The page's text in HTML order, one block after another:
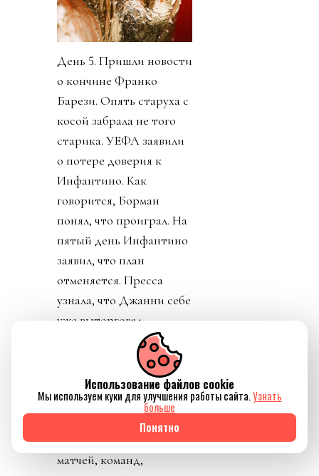
День 5. Пришли новости
о кончине Франко
Барези. Опять старуха с
косой забрала не того
старика. УЕФА заявили
о потере доверия к
Инфантино. Как
говорится, Борман
понял, что проиграл. На
пятый день Инфантино
заявил, что план
отменяется. Пресса
узнала, что Джанни себе
уже выторговал
зарплату в 30 миллионов
долларов в год, и
дивиденды от нового
юр лица. Стало понятно
увеличивать количество
матчей, команд,
Использование файлов cookie
Мы используем куки для улучшения работы сайта.Узнать
больше
Понятно